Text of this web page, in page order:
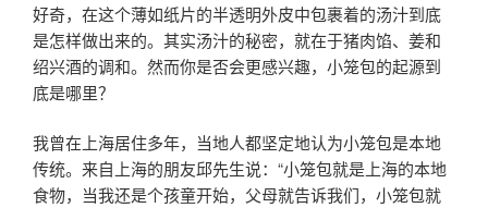
好奇，在这个薄如纸片的半透明外皮中包裹着的汤汁到底
是怎样做出来的。其实汤汁的秘密，就在于猪肉馅、姜和
绍兴酒的调和。然而你是否会更感兴趣，小笼包的起源到
底是哪里？
我曾在上海居住多年，当地人都坚定地认为小笼包是本地
传统。来自上海的朋友邱先生说：“小笼包就是上海的本地
食物，当我还是个孩童开始，父母就告诉我们，小笼包就